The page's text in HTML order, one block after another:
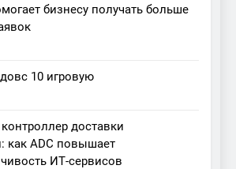
бизнесу получать больше
10 игровую
доставки
как ADC повышает
ИТ-сервисов